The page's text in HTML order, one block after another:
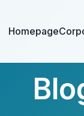
Homepage